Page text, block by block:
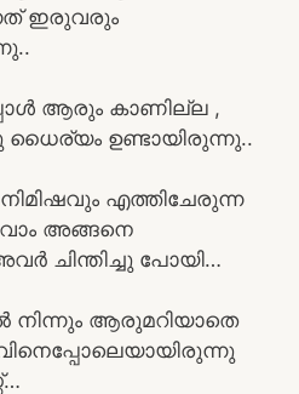
ഇരുവരും
ആരും കാണില്ല ,
ഉണ്ടായിരുന്നു..
എത്തിചേരുന്ന
അങ്ങനെ
ചിന്തിച്ചു പോയി…
നിന്നും ആരുമറിയാതെ